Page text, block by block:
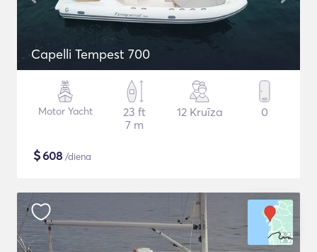
Capelli Tempest 700
Motor Yacht
23 ft
7 m
12 Kruīza 0
$608 /diena